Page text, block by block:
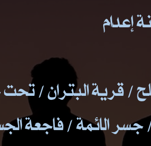
إعدام
/ قرية البتران /
الائمة / فاجعة